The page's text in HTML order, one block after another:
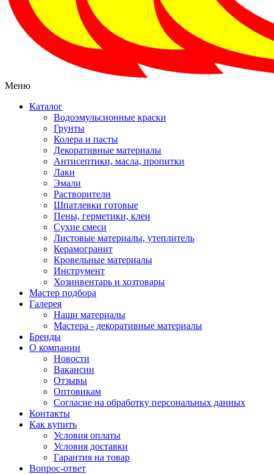
Меню
Каталог
Водоэмульсионные краски
Грунты
Колера и пасты
Декоративные материалы
Антисептики, масла, пропитки
Лаки
Эмали
Растворители
Шпатлевки готовые
Пены, герметики, клеи
Сухие смеси
Листовые материалы, утеплитель
Керамогранит
Кровельные материалы
Инструмент
Хозинвентарь и хозтовары
Мастер подбора
Галерея
Наши материалы
Мастера - декоративные материалы
Бренды
О компании
Новости
Вакансии
Отзывы
Оптовикам
Cогласие на обработку персональных данных
Контакты
Как купить
Условия оплаты
Условия доставки
Гарантия на товар
Вопрос-ответ